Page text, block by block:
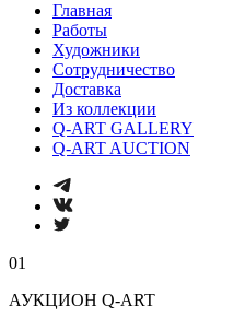
Главная
Работы
Художники
Сотрудничество
Доставка
Из коллекции
Q-ART GALLERY
Q-ART AUCTION
01
АУКЦИОН Q-ART